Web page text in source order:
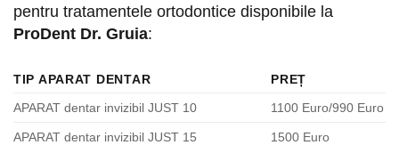
pentru tratamentele ortodontice disponibile la
ProDent Dr. Gruia:
TIP APARAT DENTAR
PREȚ
APARAT dentar invizibil JUST 10
1100 Euro/990 Euro
APARAT dentar invizibil JUST 15 1500 Euro